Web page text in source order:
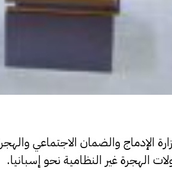
الإدماج والضمان الاجتماعي
الهجرة غير النظامية نحو إسبانيا.